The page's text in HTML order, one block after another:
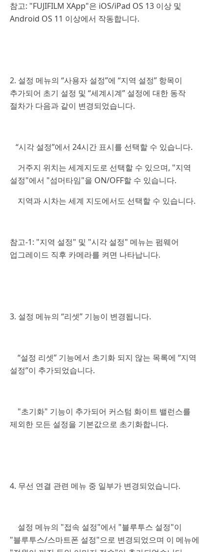
참고: "FUJIFILM XApp"은 iOS/iPad OS 13 이상 및
Android OS 11 이상에서 작동합니다.
2. 설정 메뉴의 “사용자 설정”에 “지역 설정” 항목이
추가되어 초기 설정 및 “세계시계” 설정에 대한 동작
절차가 다음과 같이 변경되었습니다.
“시각 설정”에서 24시간 표시를 선택할 수 있습니다.
거주지 위치는 세계지도로 선택할 수 있으며, "지역
설정"에서 "섬머타임"을 ON/OFF할 수 있습니다.
지역과 시차는 세계 지도에서도 선택할 수 있습니다.
참고-1: "지역 설정" 및 "시각 설정" 메뉴는 펌웨어
업그레이드 직후 카메라를 켜면 나타납니다.
3. 설정 메뉴의 “리셋” 기능이 변경됩니다.
“설정 리셋” 기능에서 초기화 되지 않는 목록에 “지역
설정”이 추가되었습니다.
"초기화" 기능이 추가되어 커스텀 화이트 밸런스를
제외한 모든 설정을 기본값으로 초기화합니다.
4. 무선 연결 관련 메뉴 중 일부가 변경되었습니다.
설정 메뉴의 "접속 설정"에서 "블루투스 설정"이
"블루투스/스마트폰 설정"으로 변경되었으며 이 메뉴에